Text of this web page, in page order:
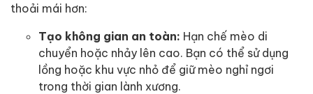
thoải mái hơn:
Tạo không gian an toàn: Hạn chế mèo di
chuyển hoặc nhảy lên cao. Bạn có thể sử dụng
lồng hoặc khu vực nhỏ để giữ mèo nghỉ ngơi
trong thời gian lành xương.